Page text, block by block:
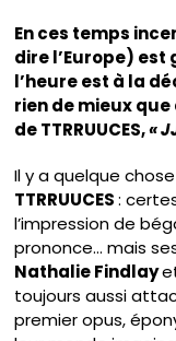
En ces temps
dire l’Europe)
l’heure est à la
rien de mieux
de TTRRUUCES,«
Il y a quelque
TTRRUUCES:
l’impression de
prononce… mais
Nathalie Findlay
toujours aussi
premier opus,